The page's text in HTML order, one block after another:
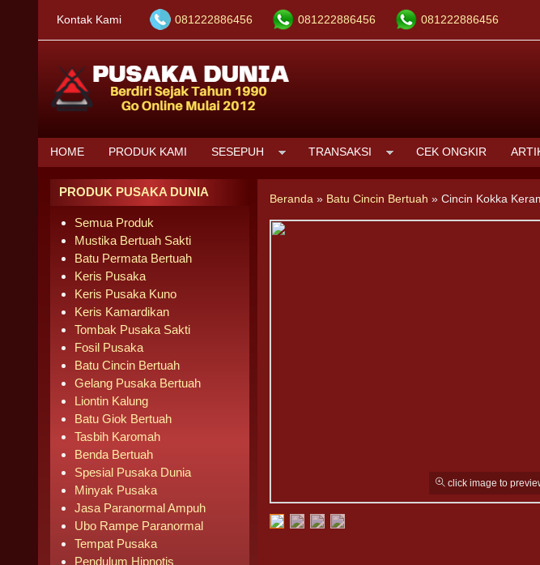
Kontak Kami 081222886456 081222886456 081222886456
HOME PRODUK KAMI SESEPUH TRANSAKSI CEK ONGKIR
Beranda » Batu Cincin Bertuah »Cincin Kokka
click image to
PRODUK PUSAKA DUNIA
Semua Produk
Mustika Bertuah Sakti
Batu Permata Bertuah
Keris Pusaka
Keris Pusaka Kuno
Keris Kamardikan
Tombak Pusaka Sakti
Fosil Pusaka
Batu Cincin Bertuah
Gelang Pusaka Bertuah
Liontin Kalung
Batu Giok Bertuah
Tasbih Karomah
Benda Bertuah
Spesial Pusaka Dunia
Minyak Pusaka
Jasa Paranormal Ampuh
Ubo Rampe Paranormal
Tempat Pusaka
Pendulum Hipnotis